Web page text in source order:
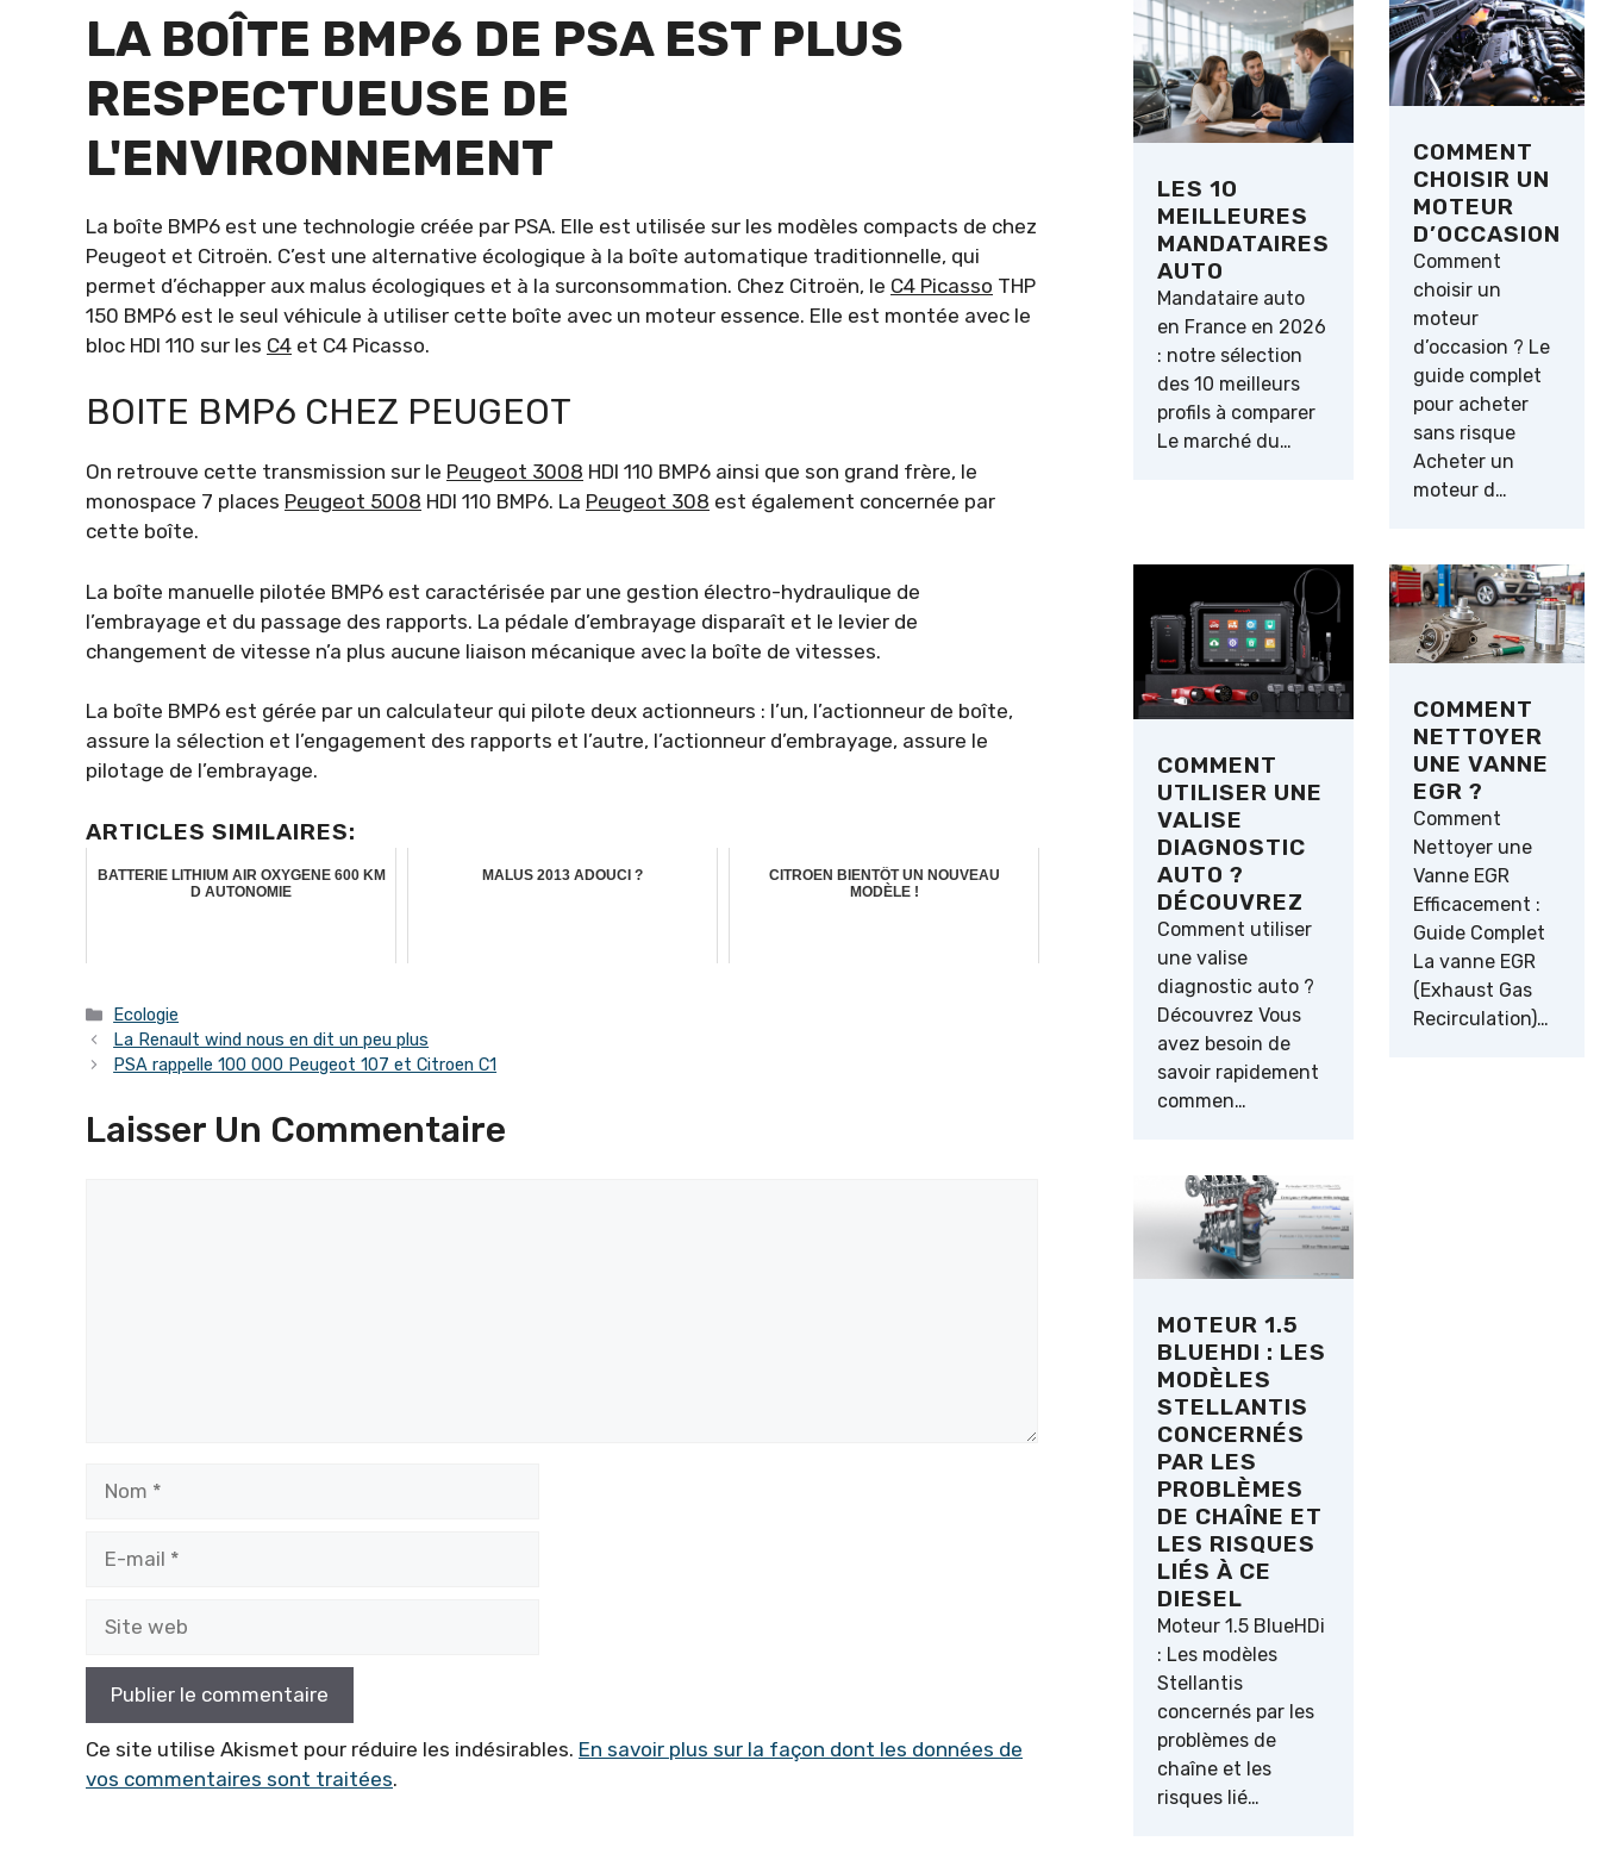
LA BOÎTE BMP6 DE PSA EST PLUS
RESPECTUEUSE DE
L'ENVIRONNEMENT
La boîte BMP6 est une technologie créée par PSA. Elle est utilisée sur les modèles compacts de chez
Peugeot et Citroën. C’est une alternative écologique à la boîte automatique traditionnelle, qui
permet d’échapper aux malus écologiques et à la surconsommation. Chez Citroën, le C4 Picasso THP
150 BMP6 est le seul véhicule à utiliser cette boîte avec un moteur essence. Elle est montée avec le
bloc HDI 110 sur les C4 et C4 Picasso.
BOITE BMP6 CHEZ PEUGEOT
On retrouve cette transmission sur le Peugeot 3008 HDI 110 BMP6 ainsi que son grand frère, le
monospace 7 places Peugeot 5008 HDI 110 BMP6. La Peugeot 308 est également concernée par
cette boîte.
La boîte manuelle pilotée BMP6 est caractérisée par une gestion électro-hydraulique de
l’embrayage et du passage des rapports. La pédale d’embrayage disparaît et le levier de
changement de vitesse n’a plus aucune liaison mécanique avec la boîte de vitesses.
La boîte BMP6 est gérée par un calculateur qui pilote deux actionneurs : l’un, l’actionneur de boîte,
assure la sélection et l’engagement des rapports et l’autre, l’actionneur d’embrayage, assure le
pilotage de l’embrayage.
ARTICLES SIMILAIRES:
BATTERIE LITHIUM AIR OXYGENE 600 KM
D AUTONOMIE
MALUS 2013 ADOUCI ?
CITROEN BIENTÔT UN NOUVEAU
MODÈLE !
Catégories
Ecologie
La Renault wind nous en dit un peu plus
PSA rappelle 100 000 Peugeot 107 et Citroen C1
Laisser Un Commentaire
mail
web
Ce site utilise Akismet pour réduire les indésirables. En savoir plus sur la façon dont les données de
vos commentaires sont traitées.
LES 10
MEILLEURES
MANDATAIRES
AUTO
Mandataire auto
en France en 2026
: notre sélection
des 10 meilleurs
profils à comparer
Le marché du…
COMMENT
CHOISIR UN
MOTEUR
D’OCCASION
Comment
choisir un
moteur
d’occasion ? Le
guide complet
pour acheter
sans risque
Acheter un
moteur d…
COMMENT
UTILISER UNE
VALISE
DIAGNOSTIC
AUTO ?
DÉCOUVREZ
Comment utiliser
une valise
diagnostic auto ?
Découvrez Vous
avez besoin de
savoir rapidement
commen…
COMMENT
NETTOYER
UNE VANNE
EGR ?
Comment
Nettoyer une
Vanne EGR
Efficacement :
Guide Complet
La vanne EGR
(Exhaust Gas
Recirculation)…
MOTEUR 1.5
BLUEHDI : LES
MODÈLES
STELLANTIS
CONCERNÉS
PAR LES
PROBLÈMES
DE CHAÎNE ET
LES RISQUES
LIÉS À CE
DIESEL
Moteur 1.5 BlueHDi
: Les modèles
Stellantis
concernés par les
problèmes de
chaîne et les
risques lié…